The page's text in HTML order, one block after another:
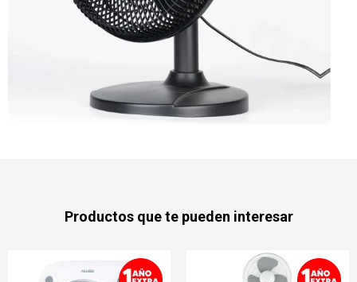
Productos que te pueden interesar